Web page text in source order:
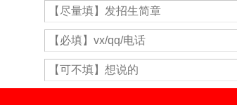
实训基地：实训设备价值400万元;建有网络技
子工艺实训室、电工实训室、plc实训室、单片
实训设备价值300万元;建有建筑测量实训室、建
地：实训设备价值200万元;建有舞蹈房、琴房
专业技术人才30000余人，共为社会培训专业